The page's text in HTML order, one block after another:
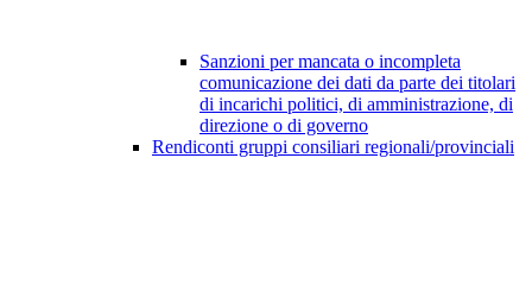
Sanzioni per mancata o incompleta
comunicazione dei dati da parte dei titolari
di incarichi politici, di amministrazione, di
direzione o di governo
Rendiconti gruppi consiliari regionali/provinciali